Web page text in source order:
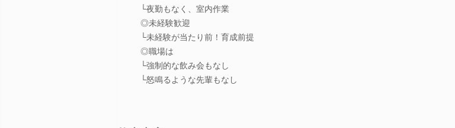
└夜勤もなく、室内作業
◎未経験歓迎
└未経験が当たり前！育成前提
◎職場は
└強制的な飲み会もなし
└怒鳴るような先輩もなし